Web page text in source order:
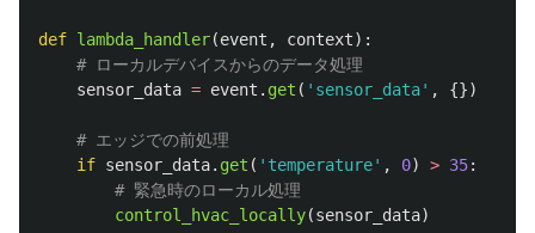
def lambda_handler(event , context):
sensor_data = event . get ( ' sensor_data' , {})
if sensor_data. get ( ' temperature' , 0) > 35:
control_hvac_locally(sensor_data)